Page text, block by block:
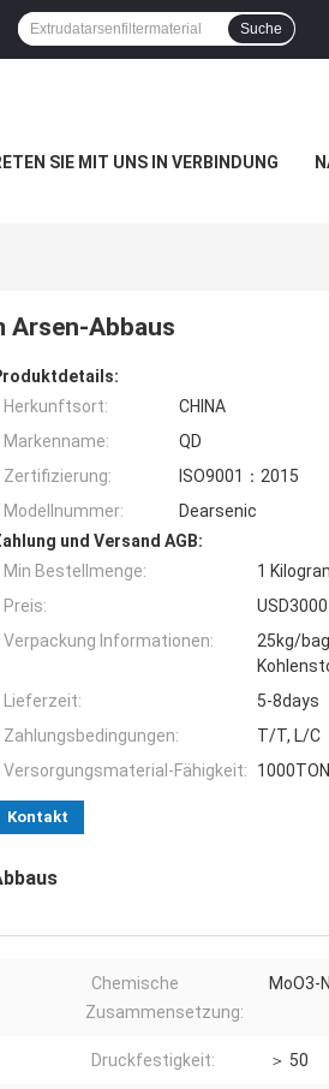
Suche
SIE MIT UNS IN VERBINDUNG
Arsen-Abbaus
Herkunftsort:
CHINA
Markenname:
QD
Zertifizierung:
ISO9001：2015
Modellnummer:
Dearsenic
und Versand AGB:
Min Bestellmenge:
1
Preis:
Verpackung Informationen:
25kg/
Lieferzeit:
5-8days
Zahlungsbedingungen:
T/T, L/C
Versorgungsmaterial-Fähigkeit:
Kontakt
Chemische
Zusammensetzung:
MoO3-
Druckfestigkeit: ＞ 50